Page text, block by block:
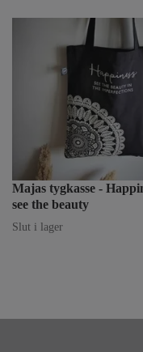
Majas tygkasse -
see the beauty
Slut i lager